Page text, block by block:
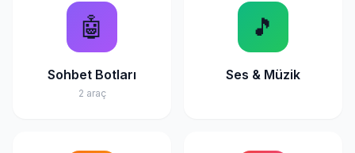
🤖
Sohbet Botları
2 araç
🎵
Ses & Müzik